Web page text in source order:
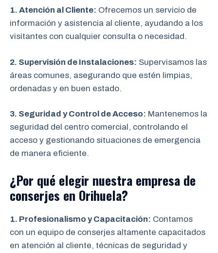
1. Atención al Cliente: Ofrecemos un servicio de
información y asistencia al cliente, ayudando a los
visitantes con cualquier consulta o necesidad.
2. Supervisión de Instalaciones: Supervisamos las
áreas comunes, asegurando que estén limpias,
ordenadas y en buen estado.
3. Seguridad y Control de Acceso: Mantenemos la
seguridad del centro comercial, controlando el
acceso y gestionando situaciones de emergencia
de manera eficiente.
¿Por qué elegir nuestra empresa de
conserjes en Orihuela?
1. Profesionalismo y Capacitación: Contamos
con un equipo de conserjes altamente capacitados
en atención al cliente, técnicas de seguridad y